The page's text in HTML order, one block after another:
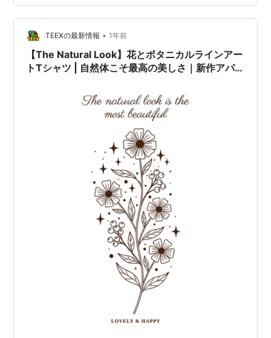
ッポ、それらをつなぐ金古美のパーツ。 特に肉球好きや
ネコ派やイヌ派でなくても、きっとこのブローチは心を
くすぐられるはず♪ ニクキ…
TEEXの最新情報 • 1年前
【The Natural Look】花とボタニカルラインアー
トTシャツ | 自然体こそ最高の美しさ｜新作アパレ